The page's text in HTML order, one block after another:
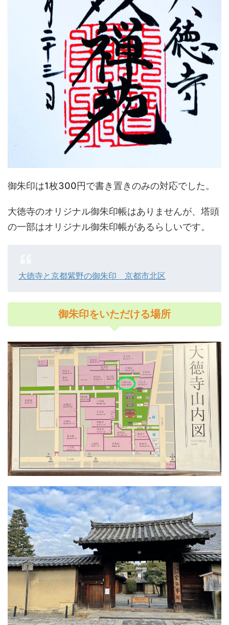
御朱印は1枚300円で書き置きのみの対応でした。
大徳寺のオリジナル御朱印帳はありませんが、塔頭
の一部はオリジナル御朱印帳があるらしいです。
大徳寺と京都紫野の御朱印 京都市北区
御朱印をいただける場所